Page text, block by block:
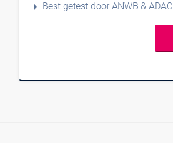
Best getest door ANWB & ADAC